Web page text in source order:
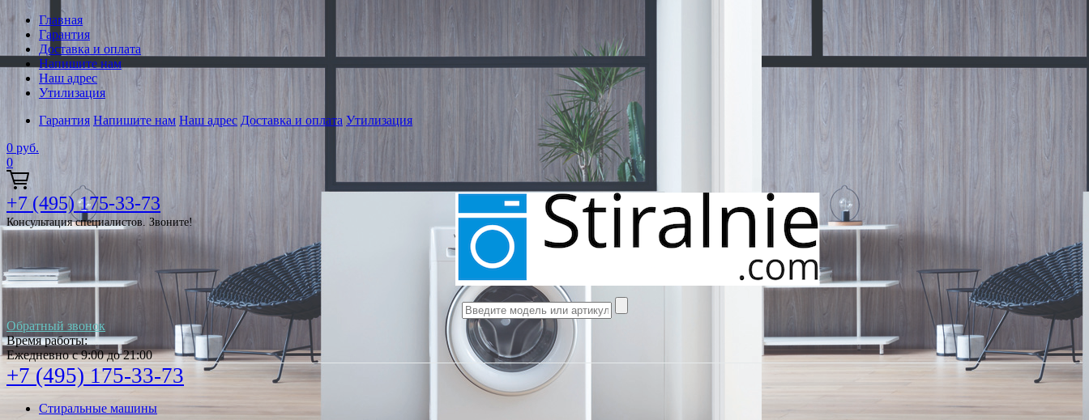
Главная
Гарантия
Доставка и оплата
Напишите нам
Наш адрес
Утилизация
Гарантия Напишите нам Наш адрес Доставка и оплата Утилизация
0 руб.
0
+7 (495) 175-33-73
Консультация специалистов. Звоните!
Обратный звонок
Время работы:
Ежедневно с 9:00 до 21:00
+7 (495) 175-33-73
Стиральные машины